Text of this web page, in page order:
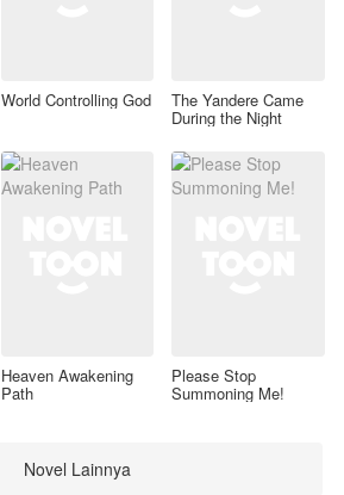
World Controlling God The Yandere Came
During the Night
Heaven Awakening
Path
Please Stop
Summoning Me!
Novel Lainnya